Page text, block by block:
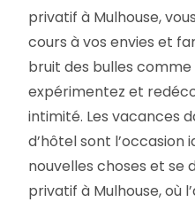
privatif à Mulhouse,
cours à vos envies et
bruit des bulles
expérimentez et
intimité. Les vacances
d’hôtel sont l’occasion
nouvelles choses et se
privatif à Mulhouse, où